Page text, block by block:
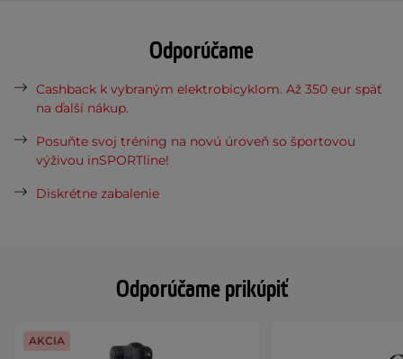
Odporúčame prikúpiť
AKCIA
Odporúčame
Cashback k vybraným elektrobicyklom. Až 350 eur späť
na ďalší nákup.
Posuňte svoj tréning na novú úroveň so športovou
výživou inSPORTline!
Diskrétne zabalenie